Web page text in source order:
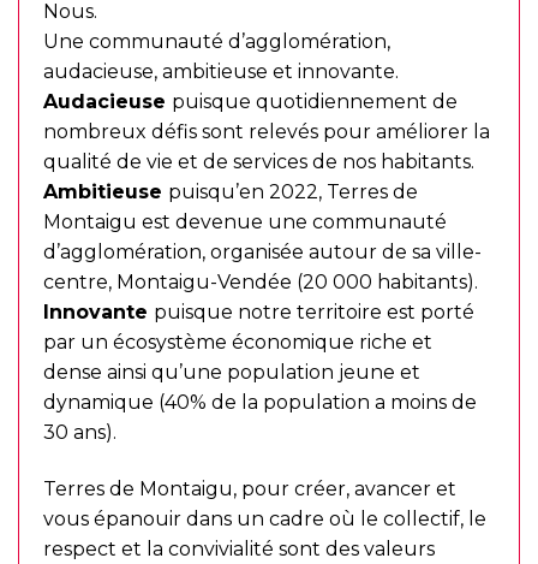
Nous.
Une communauté d’agglomération,
audacieuse, ambitieuse et innovante.
Audacieuse puisque quotidiennement de
nombreux défis sont relevés pour améliorer la
qualité de vie et de services de nos habitants.
Ambitieuse puisqu’en 2022, Terres de
Montaigu est devenue une communauté
d’agglomération, organisée autour de sa ville-
centre, Montaigu-Vendée (20 000 habitants).
Innovante puisque notre territoire est porté
par un écosystème économique riche et
dense ainsi qu’une population jeune et
dynamique (40% de la population a moins de
30 ans).
Terres de Montaigu, pour créer, avancer et
vous épanouir dans un cadre où le collectif, le
respect et la convivialité sont des valeurs